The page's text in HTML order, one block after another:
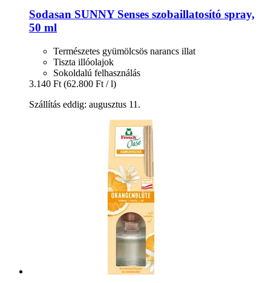
Sodasan SUNNY Senses szobaillatosító spray,
50 ml
Természetes gyümölcsös narancs illat
Tiszta illóolajok
Sokoldalú felhasználás
3.140 Ft (62.800 Ft / l)
Szállítás eddig: augusztus 11.